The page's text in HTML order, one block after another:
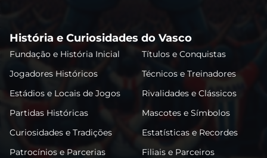
História e Curiosidades do Vasco
Fundação e História Inicial
Títulos e Conquistas
Jogadores Históricos
Técnicos e Treinadores
Estádios e Locais de Jogos
Rivalidades e Clássicos
Partidas Históricas
Mascotes e Símbolos
Curiosidades e Tradições
Estatísticas e Recordes
Patrocínios e Parcerias
Filiais e Parceiros